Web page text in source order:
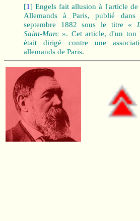
[1] Engels fait allusion à l'article de
Allemands à Paris, publié dans
septembre 1882 sous le titre «
Saint‑Marc». Cet article, d'un ton
était dirigé contre une
allemands de Paris.